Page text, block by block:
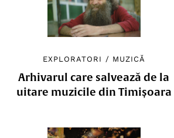
EXPLORATORI / MUZICĂ
Arhivarul care salvează de la
uitare muzicile din Timișoara